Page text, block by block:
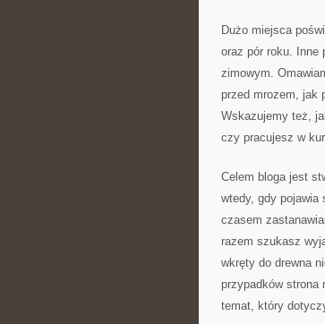
Dużo miejsca
oraz pór roku. Inne
zimowym.
przed mrozem, jak
Wskazujemy też,
czy pracujesz w
Celem bloga jest
wtedy, gdy pojawia
czasem
razem szukasz
wkręty do drewna
przypadków strona
temat, który